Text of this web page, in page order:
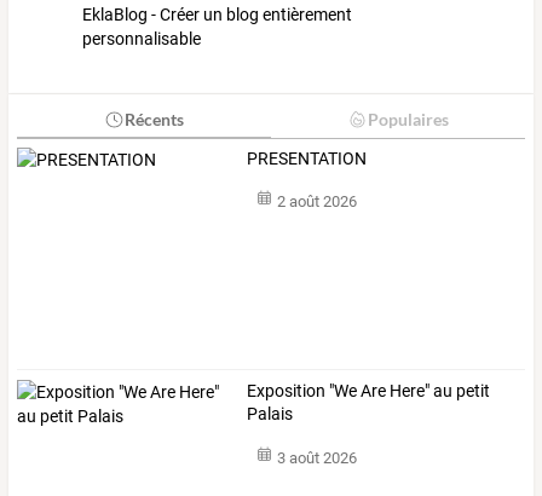
EklaBlog - Créer un blog entièrement
personnalisable
Récents Populaires
PRESENTATION
2 août 2026
Exposition "We Are Here" au petit
Palais
3 août 2026